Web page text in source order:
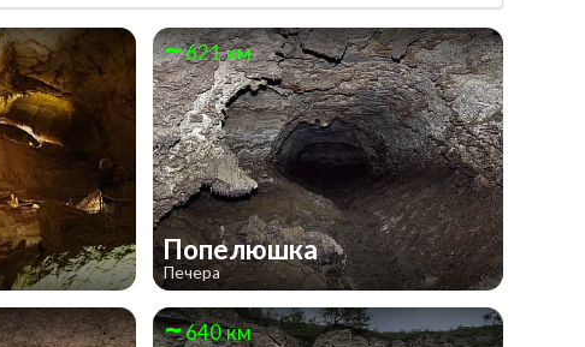
621 км
Попелюшка
Печера
640 км